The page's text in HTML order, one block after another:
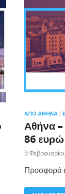
ΑΠΌ ΑΘΉΝΑ /
Αθήνα
86 ευρώ
3
Προσφορά